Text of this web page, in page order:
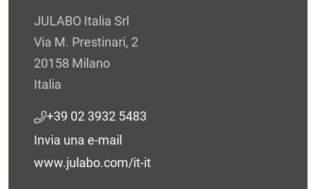
JULABO Italia Srl
Via M. Prestinari, 2
20158 Milano
Italia
+39 02 3932 5483
Invia una e-mail
www.julabo.com/it-it